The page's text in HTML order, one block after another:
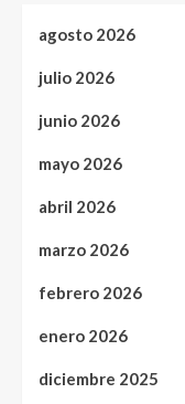
agosto 2026
julio 2026
junio 2026
mayo 2026
abril 2026
marzo 2026
febrero 2026
enero 2026
diciembre 2025